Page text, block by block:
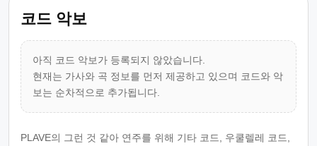
코드 악보
아직 코드 악보가 등록되지 않았습니다.
현재는 가사와 곡 정보를 먼저 제공하고 있으며 코드와 악
보는 순차적으로 추가됩니다.
PLAVE의 그런 것 같아 연주를 위해 기타 코드, 우쿨렐레 코드,